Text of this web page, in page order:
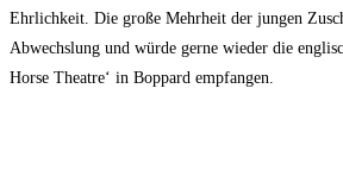
Ehrlichkeit. Die große Mehrheit der jungen
Abwechslung und würde gerne wieder die
Horse Theatre‘ in Boppard empfangen.